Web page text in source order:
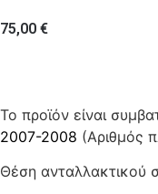
75,00 €
Το προϊόν είναι
2007-2008 (Αριθμός
Θέση ανταλλακτικού